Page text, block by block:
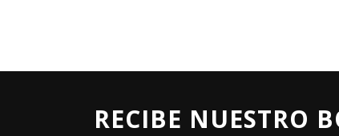
RECIBE NUESTRO